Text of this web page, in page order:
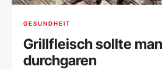
GESUNDHEIT
Grillfleisch sollte
durchgaren